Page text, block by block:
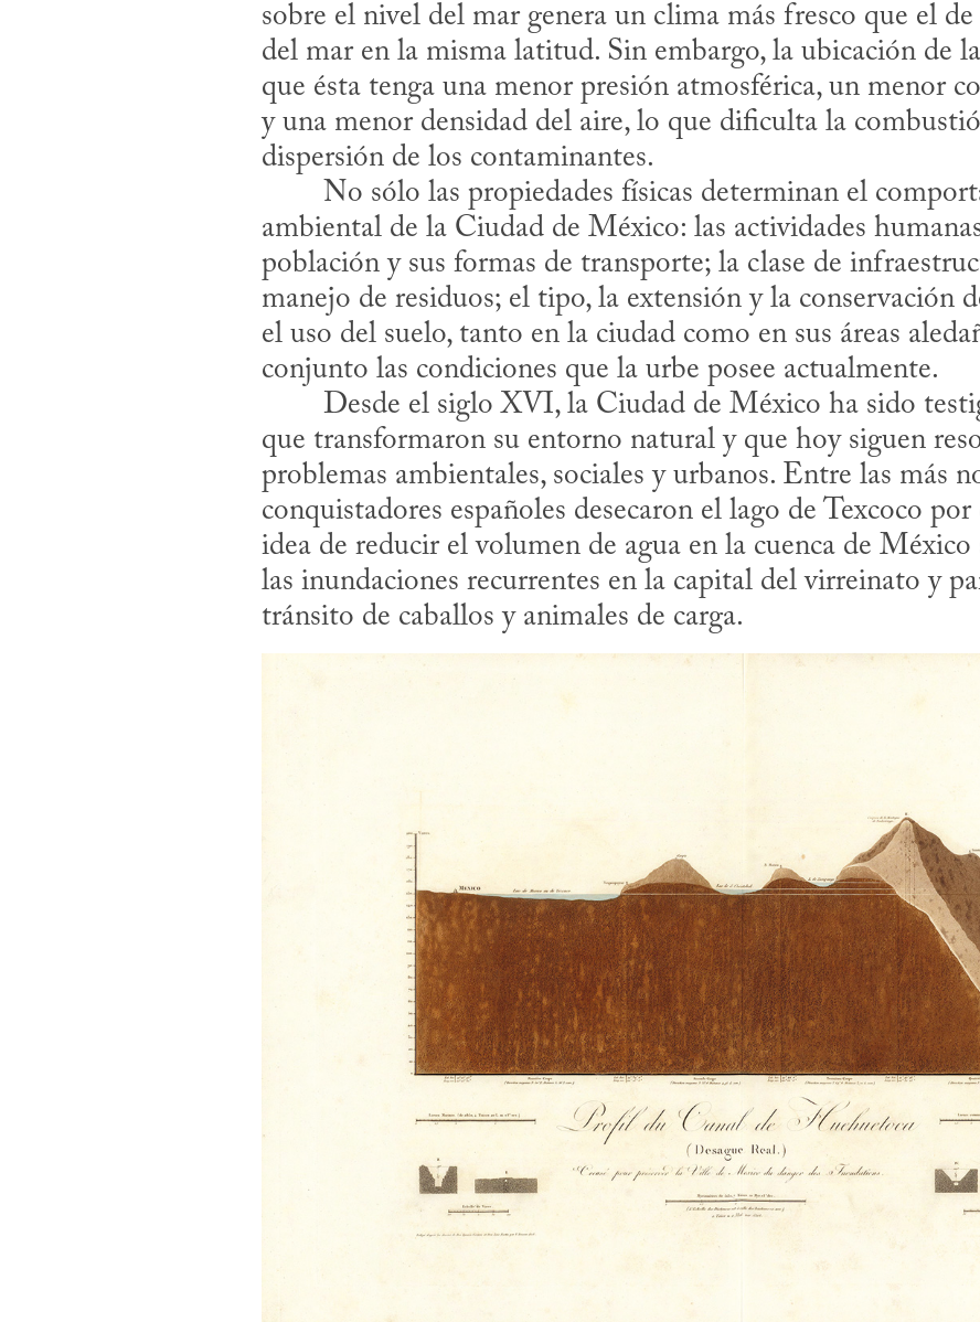
sobre el nivel del mar genera un clima más fresco que el
del mar en la misma latitud. Sin embargo, la ubicación de
que ésta tenga una menor presión atmosférica, un menor
y una menor densidad del aire, lo que dificulta la
dispersión de los contaminantes.
ambiental de la Ciudad de México: las actividades
población y sus formas de transporte; la clase de
manejo de residuos; el tipo, la extensión y la conservación
el uso del suelo, tanto en la ciudad como en sus áreas
conjunto las condiciones que la urbe posee actualmente.
que transformaron su entorno natural y que hoy siguen
problemas ambientales, sociales y urbanos. Entre las más
conquistadores españoles desecaron el lago de Texcoco
idea de reducir el volumen de agua en la cuenca de
las inundaciones recurrentes en la capital del virreinato y
tránsito de caballos y animales de carga.